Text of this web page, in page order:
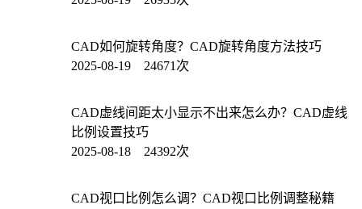
CAD如何旋转角度？CAD旋转角度方法技巧
2025-08-19 24671次
CAD虚线间距太小显示不出来怎么办？CAD虚线
比例设置技巧
2025-08-18 24392次
CAD视口比例怎么调？CAD视口比例调整秘籍